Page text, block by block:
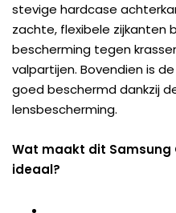
stevige hardcase
zachte, flexibele zijkanten
bescherming tegen
valpartijen. Bovendien is
goed beschermd dankzij
lensbescherming.
Wat maakt dit Samsung
ideaal?